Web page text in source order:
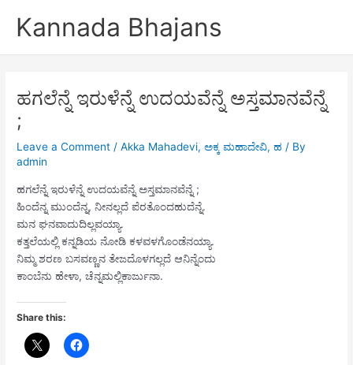
Kannada Bhajans
ಹಗಲೆನ್ನೆ ಇರುಳೆನ್ನೆ ಉದಯವೆನ್ನೆ ಅಸ್ತಮಾನವೆನ್ನೆ
;
Leave a Comment /Akka Mahadevi,ಅಕ್ಕ ಮಹಾದೇವಿ,ಹ / By
admin
ಹಗಲೆನ್ನೆ ಇರುಳೆನ್ನೆ ಉದಯವೆನ್ನೆ ಅಸ್ತಮಾನವೆನ್ನೆ ;
ಹಿಂದೆನ್ನ ಮುಂದೆನ್ನ, ನೀನಲ್ಲದೆ ಪೆರತೊಂದಹುದೆನ್ನೆ.
ಮನ ಘನವಾದುದಿಲ್ಲವಯ್ಯಾ.
ಕತ್ತಲೆಯಲ್ಲಿ ಕನ್ನಡಿಯ ನೋಡಿ ಕಳವಳಗೊಂಡೆನಯ್ಯಾ.
ನಿಮ್ಮ ಶರಣ ಬಸವಣ್ಣನ ತೇಜದೊಳಗಲ್ಲದೆ ಆನಿನ್ನೆಂದು
ಕಾಂಬೆನು ಹೇಳಾ, ಚೆನ್ನಮಲ್ಲಿಕಾರ್ಜುನಾ.
Share this: